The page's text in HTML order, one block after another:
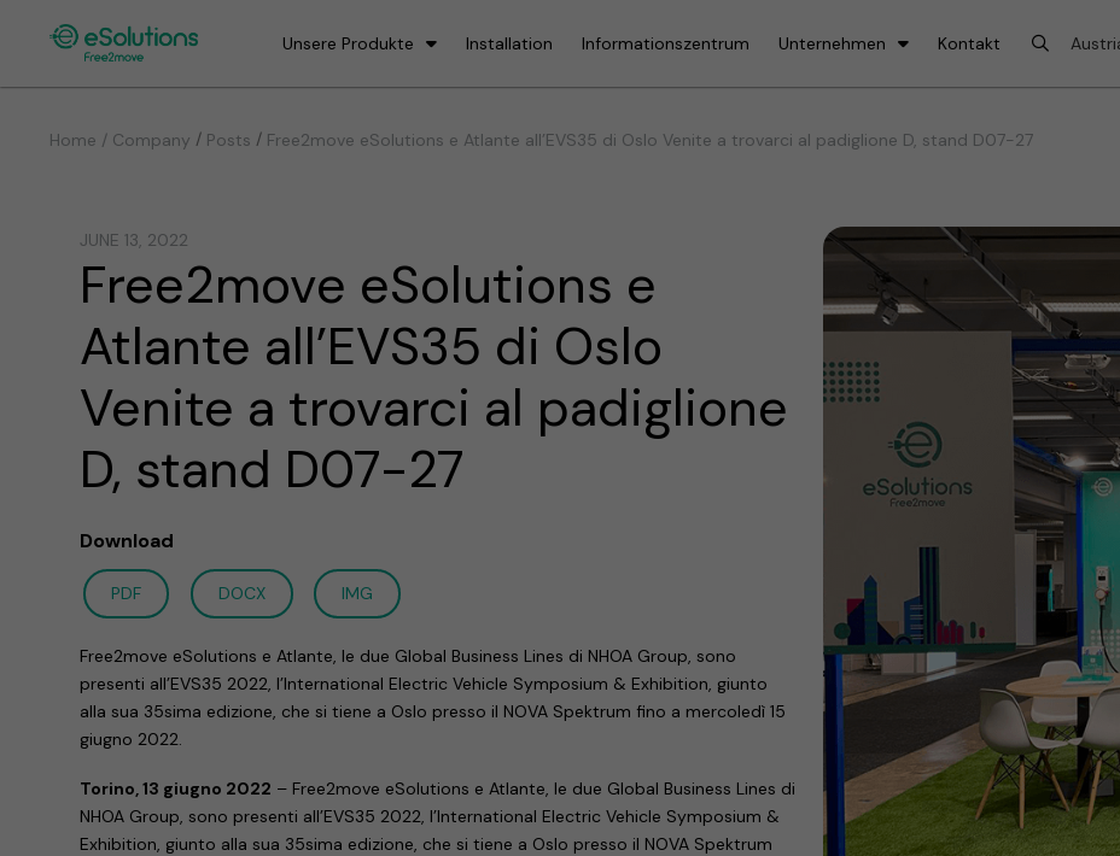
Unsere Produkte Installation Informationszentrum Unternehmen Kontakt
Home / Company / Posts / Free2move eSolutions e Atlante all’EVS35 di Oslo Venite a trovarci al padiglione D, stand D07-27
JUNE 13, 2022
Free2move eSolutions e
Atlante all’EVS35 di Oslo
Venite a trovarci al padiglione
D, stand D07-27
Download
PDF DOCX IMG
Free2move eSolutions e Atlante, le due Global Business Lines di NHOA Group, sono
presenti all’EVS35 2022, l’International Electric Vehicle Symposium & Exhibition, giunto
alla sua 35sima edizione, che si tiene a Oslo presso il NOVA Spektrum fino a mercoledì 15
giugno 2022.
Torino, 13 giugno 2022 – Free2move eSolutions e Atlante, le due Global Business Lines di
NHOA Group, sono presenti all’EVS35 2022, l’International Electric Vehicle Symposium &
Exhibition, giunto alla sua 35sima edizione, che si tiene a Oslo presso il NOVA Spektrum